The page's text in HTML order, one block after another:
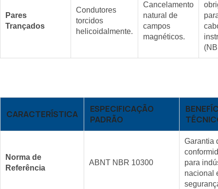
Pares
Trançados
Condutores
torcidos
helicoidalmente.
Cancelamento
natural de
campos
magnéticos.
CARACTERÍSTICA
ESPECIFICAÇÃO
PADRÃO
Norma de
Referência
ABNT NBR 10300
Garantia
para
nacional